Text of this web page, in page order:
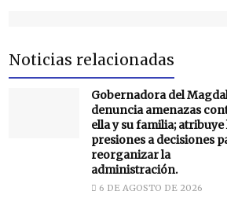
Noticias relacionadas
Gobernadora del
denuncia amenazas
ella y su familia; atribuye
presiones a decisiones
reorganizar la
administración.
6 DE AGOSTO DE 2026